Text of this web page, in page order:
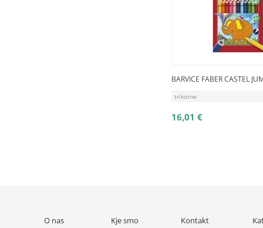
BARVICE FABER CASTEL
trikotne
16,01 €
O nas Kje smo Kontakt